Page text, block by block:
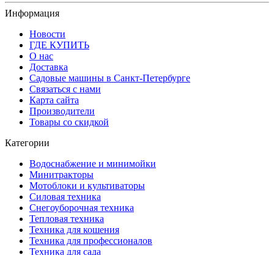
Информация
Новости
ГДЕ КУПИТЬ
О нас
Доставка
Садовые машины в Санкт-Петербурге
Связаться с нами
Карта сайта
Производители
Товары со скидкой
Категории
Водоснабжение и минимойки
Минитракторы
Мотоблоки и культиваторы
Силовая техника
Снегоуборочная техника
Тепловая техника
Техника для кошения
Техника для профессионалов
Техника для сада